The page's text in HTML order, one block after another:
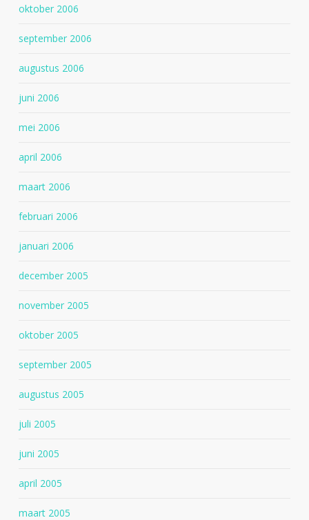
oktober 2006
september 2006
augustus 2006
juni 2006
mei 2006
april 2006
maart 2006
februari 2006
januari 2006
december 2005
november 2005
oktober 2005
september 2005
augustus 2005
juli 2005
juni 2005
april 2005
maart 2005